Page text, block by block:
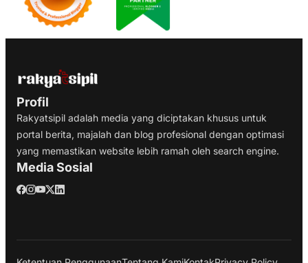
Profil
Rakyatsipil adalah media yang diciptakan khusus untuk
portal berita, majalah dan blog profesional dengan optimasi
yang memastikan website lebih ramah oleh search engine.
Media Sosial